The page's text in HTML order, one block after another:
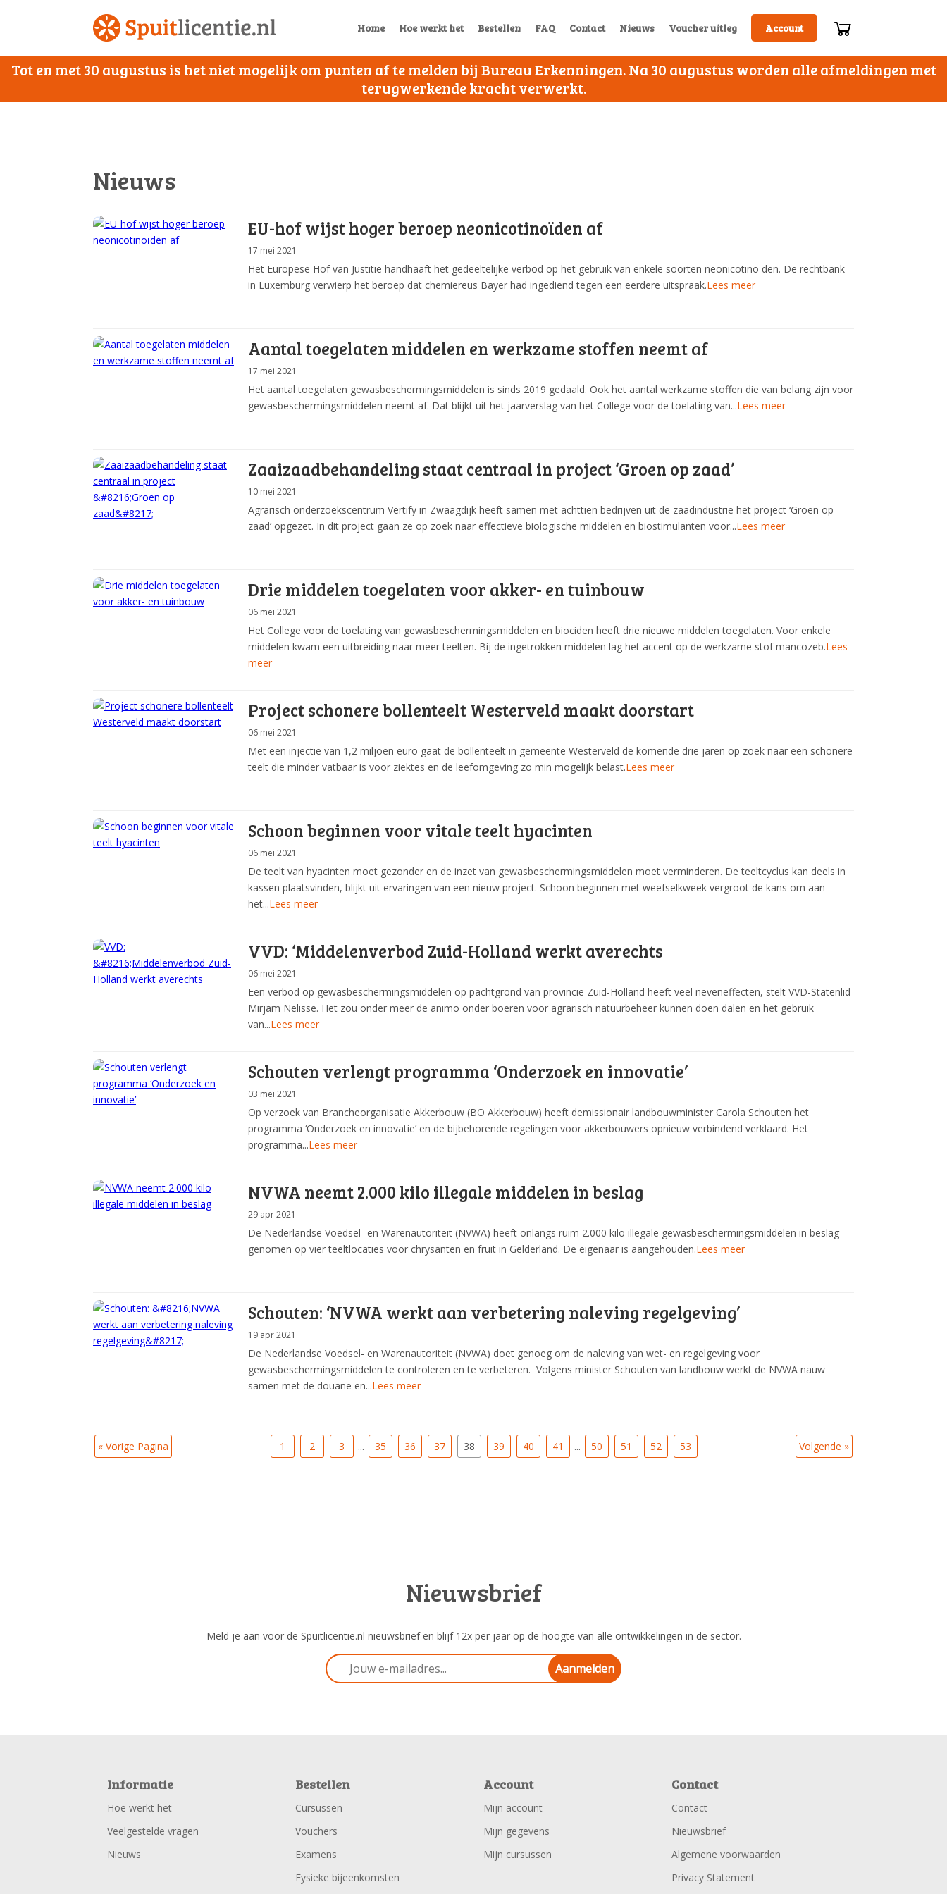
Home Hoe werkt het Bestellen FAQ Contact Nieuws Voucher uitleg Account
Tot en met 30 augustus is het niet mogelijk om punten af te melden bij Bureau Erkenningen. Na 30 augustus worden alle afmeldingen met
terugwerkende kracht verwerkt.
Nieuws
EU-hof wijst hoger beroep neonicotinoïden af
17 mei 2021
Het Europese Hof van Justitie handhaaft het gedeeltelijke verbod op het gebruik van enkele soorten neonicotinoïden. De rechtbank
in Luxemburg verwierp het beroep dat chemiereus Bayer had ingediend tegen een eerdere uitspraak.Lees meer
Aantal toegelaten middelen en werkzame stoffen neemt af
17 mei 2021
Het aantal toegelaten gewasbeschermingsmiddelen is sinds 2019 gedaald. Ook het aantal werkzame stoffen die van belang zijn voor
gewasbeschermingsmiddelen neemt af. Dat blijkt uit het jaarverslag van het College voor de toelating van...Lees meer
Zaaizaadbehandeling staat centraal in project ‘Groen op zaad’
10 mei 2021
Agrarisch onderzoekscentrum Vertify in Zwaagdijk heeft samen met achttien bedrijven uit de zaadindustrie het project ‘Groen op
zaad’ opgezet. In dit project gaan ze op zoek naar effectieve biologische middelen en biostimulanten voor...Lees meer
Drie middelen toegelaten voor akker- en tuinbouw
06 mei 2021
Het College voor de toelating van gewasbeschermingsmiddelen en biociden heeft drie nieuwe middelen toegelaten. Voor enkele
middelen kwam een uitbreiding naar meer teelten. Bij de ingetrokken middelen lag het accent op de werkzame stof mancozeb.Lees
meer
Project schonere bollenteelt Westerveld maakt doorstart
06 mei 2021
Met een injectie van 1,2 miljoen euro gaat de bollenteelt in gemeente Westerveld de komende drie jaren op zoek naar een schonere
teelt die minder vatbaar is voor ziektes en de leefomgeving zo min mogelijk belast.Lees meer
Schoon beginnen voor vitale teelt hyacinten
06 mei 2021
De teelt van hyacinten moet gezonder en de inzet van gewasbeschermingsmiddelen moet verminderen. De teeltcyclus kan deels in
kassen plaatsvinden, blijkt uit ervaringen van een nieuw project. Schoon beginnen met weefselkweek vergroot de kans om aan
het...Lees meer
VVD: ‘Middelenverbod Zuid-Holland werkt averechts
06 mei 2021
Een verbod op gewasbeschermingsmiddelen op pachtgrond van provincie Zuid-Holland heeft veel neveneffecten, stelt VVD-Statenlid
Mirjam Nelisse. Het zou onder meer de animo onder boeren voor agrarisch natuurbeheer kunnen doen dalen en het gebruik
van...Lees meer
Schouten verlengt programma ‘Onderzoek en innovatie’
03 mei 2021
Op verzoek van Brancheorganisatie Akkerbouw (BO Akkerbouw) heeft demissionair landbouwminister Carola Schouten het
programma ‘Onderzoek en innovatie’ en de bijbehorende regelingen voor akkerbouwers opnieuw verbindend verklaard. Het
programma...Lees meer
NVWA neemt 2.000 kilo illegale middelen in beslag
29 apr 2021
De Nederlandse Voedsel- en Warenautoriteit (NVWA) heeft onlangs ruim 2.000 kilo illegale gewasbeschermingsmiddelen in beslag
genomen op vier teeltlocaties voor chrysanten en fruit in Gelderland. De eigenaar is aangehouden.Lees meer
Schouten: ‘NVWA werkt aan verbetering naleving regelgeving’
19 apr 2021
De Nederlandse Voedsel- en Warenautoriteit (NVWA) doet genoeg om de naleving van wet- en regelgeving voor
gewasbeschermingsmiddelen te controleren en te verbeteren. Volgens minister Schouten van landbouw werkt de NVWA nauw
samen met de douane en...Lees meer
« Vorige Pagina Volgende »
1 2 3 ... 35 36 37 38 39 40 41 ... 50 51 52 53
Nieuwsbrief
Meld je aan voor de Spuitlicentie.nl nieuwsbrief en blijf 12x per jaar op de hoogte van alle ontwikkelingen in de sector.
Aanmelden
Informatie
Hoe werkt het
Veelgestelde vragen
Nieuws
Bestellen
Cursussen
Vouchers
Examens
Fysieke bijeenkomsten
Account
Mijn account
Mijn gegevens
Mijn cursussen
Contact
Contact
Nieuwsbrief
Algemene voorwaarden
Privacy Statement